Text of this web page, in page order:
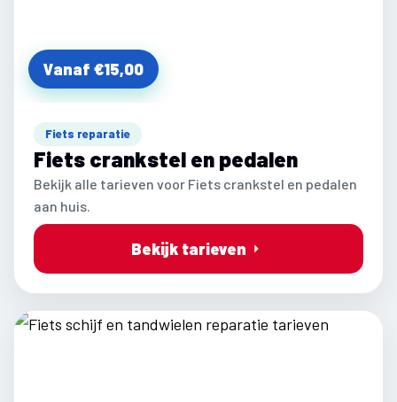
Vanaf €15,00
Fiets reparatie
Fiets crankstel en pedalen
Bekijk alle tarieven voor Fiets crankstel en pedalen
aan huis.
Bekijk tarieven